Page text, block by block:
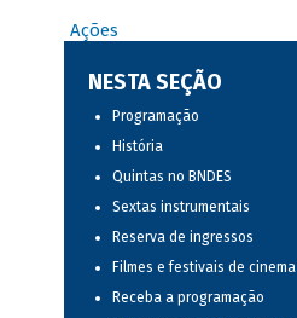
Ações
NESTA SEÇÃO
Programação
História
Quintas no BNDES
Sextas instrumentais
Reserva de ingressos
Filmes e festivais de cinema
Receba a programação